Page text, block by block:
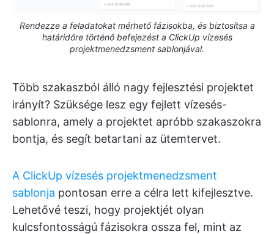
Rendezze a feladatokat mérhető fázisokba, és biztosítsa a
határidőre történő befejezést a ClickUp vízesés
projektmenedzsment sablonjával.
Több szakaszból álló nagy fejlesztési projektet
irányít? Szüksége lesz egy fejlett vízesés-
sablonra, amely a projektet apróbb szakaszokra
bontja, és segít betartani az ütemtervet.
A ClickUp vízesés projektmenedzsment
sablonja pontosan erre a célra lett kifejlesztve.
Lehetővé teszi, hogy projektjét olyan
kulcsfontosságú fázisokra ossza fel, mint az